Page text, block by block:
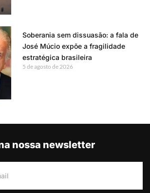
Soberania sem dissuasão: a fala de
José Múcio expõe a fragilidade
estratégica brasileira
5 de agosto de 2026
nossa newsletter